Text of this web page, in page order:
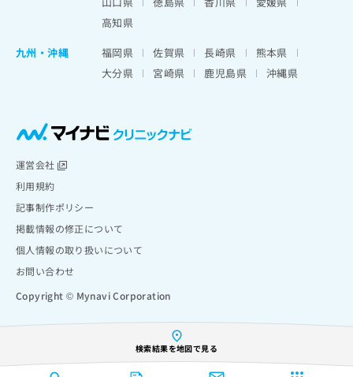
検索結果を地図で見る
高知県
九州・沖縄
福岡県 佐賀県 長崎県
熊本県
大分県
宮崎県 鹿児島県 沖縄県
運営会社
利用規約
記事制作ポリシー
掲載情報の修正について
個人情報の取り扱いについて
お問い合わせ
Copyright © Mynavi Corporation